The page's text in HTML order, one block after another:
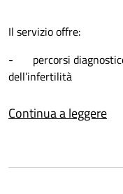
Il servizio offre:
- percorsi
dell’infertilità
- preservazione della
patologie neoplastiche
- procedure di
Continua a leggere